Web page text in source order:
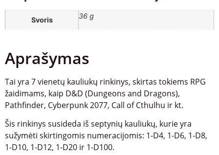
Svoris 36 g
Aprašymas
Tai yra 7 vienetų kauliukų rinkinys, skirtas tokiems RPG
žaidimams, kaip D&D (Dungeons and Dragons),
Pathfinder, Cyberpunk 2077, Call of Cthulhu ir kt.
Šis rinkinys susideda iš septynių kauliukų, kurie yra
sužymėti skirtingomis numeracijomis: 1-D4, 1-D6, 1-D8,
1-D10, 1-D12, 1-D20 ir 1-D100.